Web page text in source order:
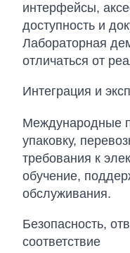
интерфейсы,
доступность и
Лабораторная
отличаться от
Интеграция и
Международные
упаковку,
требования к
обучение,
обслуживания.
Безопасность,
соответствие